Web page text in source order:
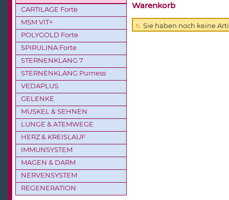
Warenkorb
Sie haben noch keine
CARTILAGE Forte
MSM VIT+
POLYGOLD Forte
SPIRULINA Forte
STERNENKLANG 7
STERNENKLANG Purness
VEDAPLUS
GELENKE
MUSKEL & SEHNEN
LUNGE & ATEMWEGE
HERZ & KREISLAUF
IMMUNSYSTEM
MAGEN & DARM
NERVENSYSTEM
REGENERATION